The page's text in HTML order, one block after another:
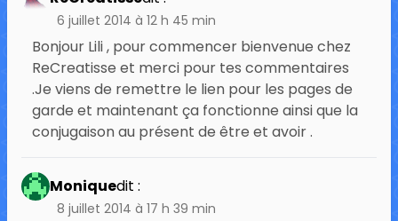
6 juillet 2014 à 12 h 45 min
Bonjour Lili , pour commencer bienvenue chez
ReCreatisse et merci pour tes commentaires
.Je viens de remettre le lien pour les pages de
garde et maintenant ça fonctionne ainsi que la
conjugaison au présent de être et avoir .
Moniquedit :
8 juillet 2014 à 17 h 39 min